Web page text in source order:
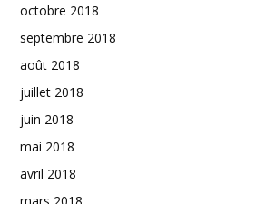
octobre 2018
septembre 2018
août 2018
juillet 2018
juin 2018
mai 2018
avril 2018
mars 2018